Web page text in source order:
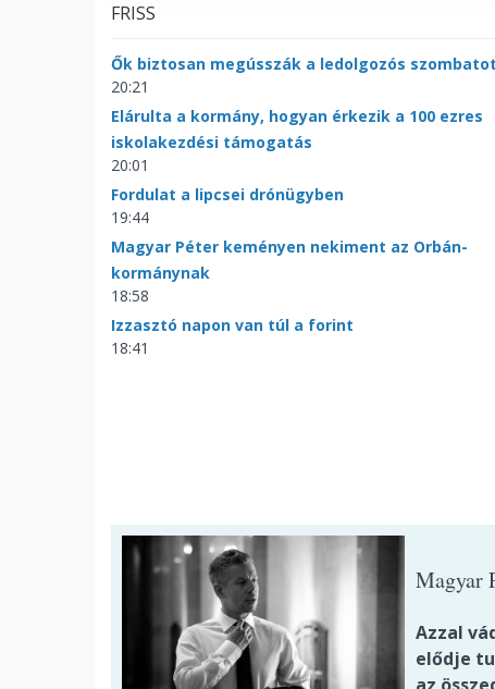
FRISS
Ők biztosan megússzák a ledolgozós szombatot
20:21
Elárulta a kormány, hogyan érkezik a 100 ezres
iskolakezdési támogatás
20:01
Fordulat a lipcsei drónügyben
19:44
Magyar Péter keményen nekiment az Orbán-
kormánynak
18:58
Izzasztó napon van túl a forint
18:41
Magyar
Azzal
elődje